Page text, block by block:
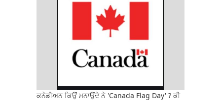
ਕਨੇਡੀਅਨ ਕਿਉਂ ਮਨਾਉਂਦੇ ਨੇ 'Canada Flag Day' ? ਕੀ